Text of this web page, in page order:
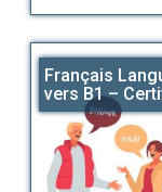
Français
vers B1 –